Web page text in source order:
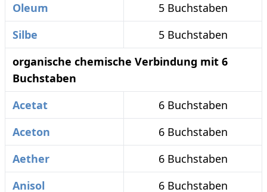
Oleum
5 Buchstaben
Silbe
5 Buchstaben
organische chemische Verbindung mit 6
Buchstaben
Acetat
6 Buchstaben
Aceton
6 Buchstaben
Aether
6 Buchstaben
Anisol
6 Buchstaben